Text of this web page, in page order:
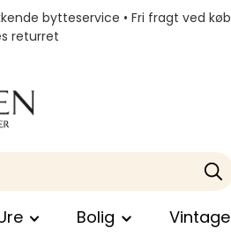
bytteservice • Fri fragt ved køb
returret
Bolig Vintage